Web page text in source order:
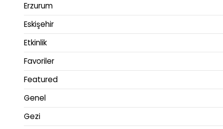
Erzurum
Eskişehir
Etkinlik
Favoriler
Featured
Genel
Gezi